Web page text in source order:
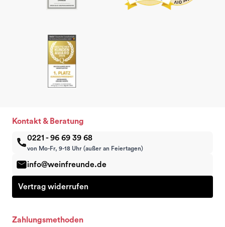
Kontakt & Beratung
0221 - 96 69 39 68
von Mo-Fr, 9-18 Uhr (außer an Feiertagen)
info@weinfreunde.de
Vertrag widerrufen
Zahlungsmethoden